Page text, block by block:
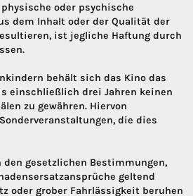
oder psychische
dem Inhalt oder der Qualität der
ist jegliche Haftung durch
behält sich das Kino das
einschließlich drei Jahren keinen
zu gewähren. Hiervon
die dies
den gesetzlichen Bestimmungen,
geltend
oder grober Fahrlässigkeit beruhen